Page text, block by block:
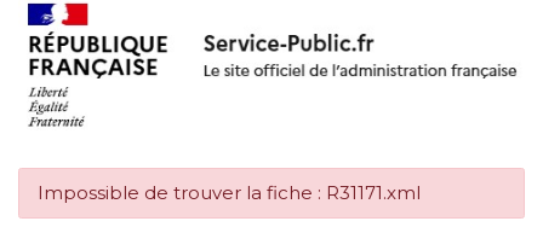
Impossible de trouver la fiche : R31171.xml